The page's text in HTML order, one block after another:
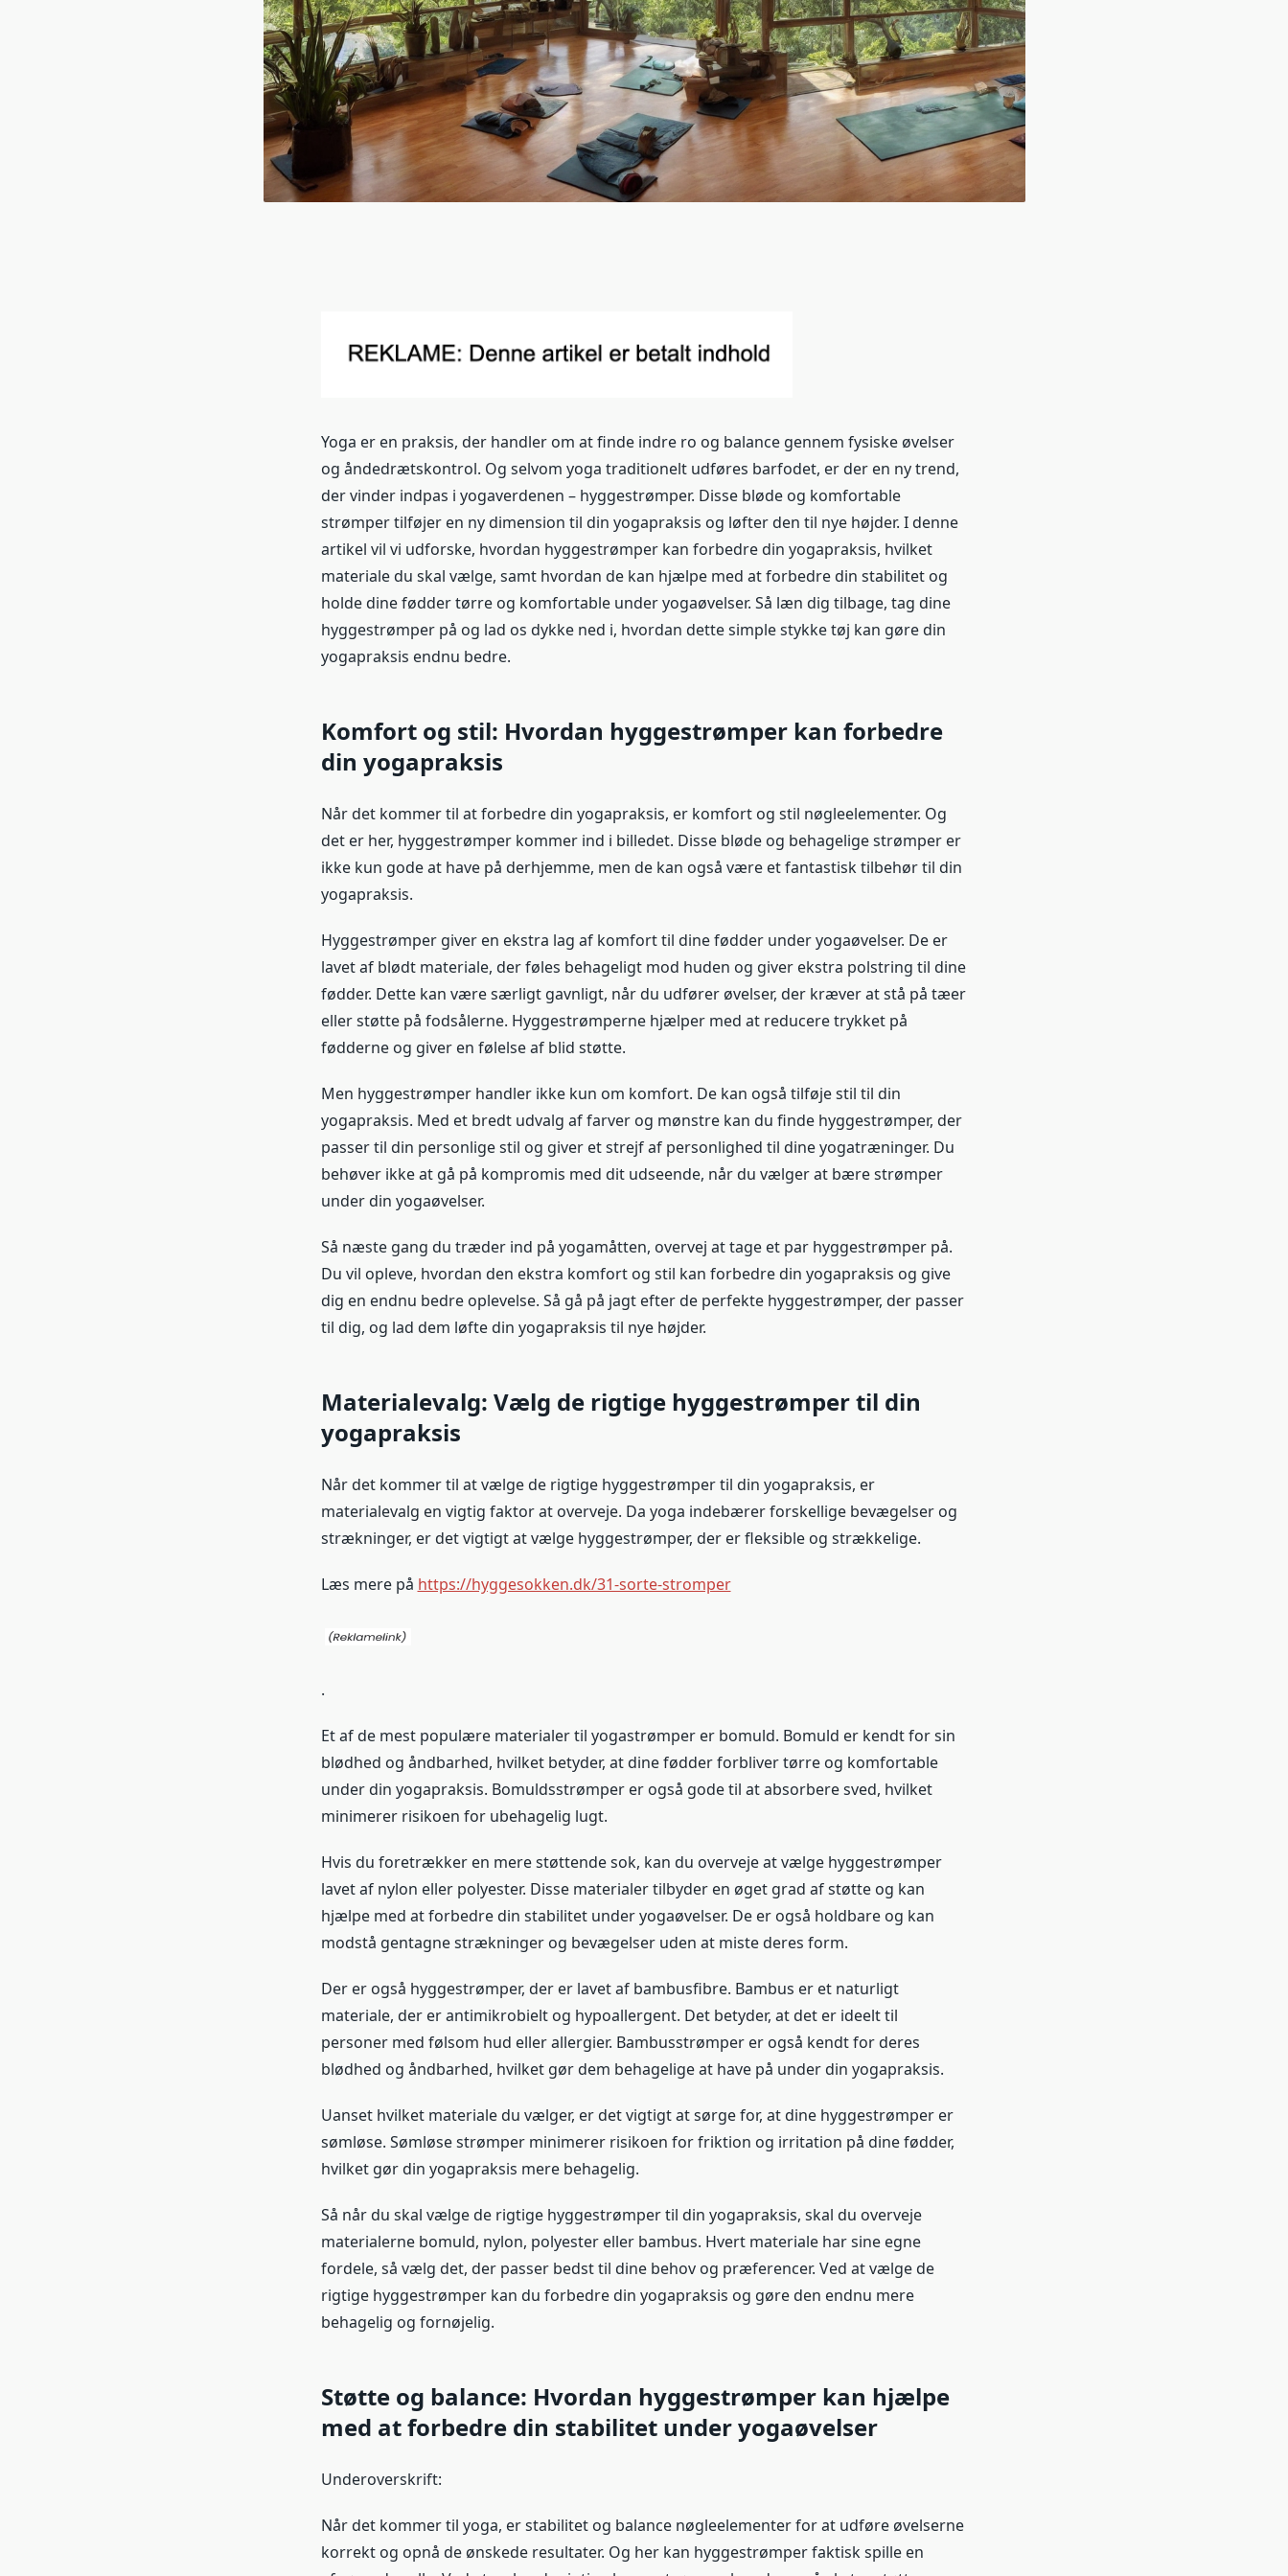
Yoga er en praksis, der handler om at finde indre ro og balance gennem fysiske øvelser
og åndedrætskontrol. Og selvom yoga traditionelt udføres barfodet, er der en ny trend,
der vinder indpas i yogaverdenen – hyggestrømper. Disse bløde og komfortable
strømper tilføjer en ny dimension til din yogapraksis og løfter den til nye højder. I denne
artikel vil vi udforske, hvordan hyggestrømper kan forbedre din yogapraksis, hvilket
materiale du skal vælge, samt hvordan de kan hjælpe med at forbedre din stabilitet og
holde dine fødder tørre og komfortable under yogaøvelser. Så læn dig tilbage, tag dine
hyggestrømper på og lad os dykke ned i, hvordan dette simple stykke tøj kan gøre din
yogapraksis endnu bedre.
Komfort og stil: Hvordan hyggestrømper kan forbedre
din yogapraksis
Når det kommer til at forbedre din yogapraksis, er komfort og stil nøgleelementer. Og
det er her, hyggestrømper kommer ind i billedet. Disse bløde og behagelige strømper er
ikke kun gode at have på derhjemme, men de kan også være et fantastisk tilbehør til din
yogapraksis.
Hyggestrømper giver en ekstra lag af komfort til dine fødder under yogaøvelser. De er
lavet af blødt materiale, der føles behageligt mod huden og giver ekstra polstring til dine
fødder. Dette kan være særligt gavnligt, når du udfører øvelser, der kræver at stå på tæer
eller støtte på fodsålerne. Hyggestrømperne hjælper med at reducere trykket på
fødderne og giver en følelse af blid støtte.
Men hyggestrømper handler ikke kun om komfort. De kan også tilføje stil til din
yogapraksis. Med et bredt udvalg af farver og mønstre kan du finde hyggestrømper, der
passer til din personlige stil og giver et strejf af personlighed til dine yogatræninger. Du
behøver ikke at gå på kompromis med dit udseende, når du vælger at bære strømper
under din yogaøvelser.
Så næste gang du træder ind på yogamåtten, overvej at tage et par hyggestrømper på.
Du vil opleve, hvordan den ekstra komfort og stil kan forbedre din yogapraksis og give
dig en endnu bedre oplevelse. Så gå på jagt efter de perfekte hyggestrømper, der passer
til dig, og lad dem løfte din yogapraksis til nye højder.
Materialevalg: Vælg de rigtige hyggestrømper til din
yogapraksis
Når det kommer til at vælge de rigtige hyggestrømper til din yogapraksis, er
materialevalg en vigtig faktor at overveje. Da yoga indebærer forskellige bevægelser og
strækninger, er det vigtigt at vælge hyggestrømper, der er fleksible og strækkelige.
Læs mere på https://hyggesokken.dk/31-sorte-stromper
.
Et af de mest populære materialer til yogastrømper er bomuld. Bomuld er kendt for sin
blødhed og åndbarhed, hvilket betyder, at dine fødder forbliver tørre og komfortable
under din yogapraksis. Bomuldsstrømper er også gode til at absorbere sved, hvilket
minimerer risikoen for ubehagelig lugt.
Hvis du foretrækker en mere støttende sok, kan du overveje at vælge hyggestrømper
lavet af nylon eller polyester. Disse materialer tilbyder en øget grad af støtte og kan
hjælpe med at forbedre din stabilitet under yogaøvelser. De er også holdbare og kan
modstå gentagne strækninger og bevægelser uden at miste deres form.
Der er også hyggestrømper, der er lavet af bambusfibre. Bambus er et naturligt
materiale, der er antimikrobielt og hypoallergent. Det betyder, at det er ideelt til
personer med følsom hud eller allergier. Bambusstrømper er også kendt for deres
blødhed og åndbarhed, hvilket gør dem behagelige at have på under din yogapraksis.
Uanset hvilket materiale du vælger, er det vigtigt at sørge for, at dine hyggestrømper er
sømløse. Sømløse strømper minimerer risikoen for friktion og irritation på dine fødder,
hvilket gør din yogapraksis mere behagelig.
Så når du skal vælge de rigtige hyggestrømper til din yogapraksis, skal du overveje
materialerne bomuld, nylon, polyester eller bambus. Hvert materiale har sine egne
fordele, så vælg det, der passer bedst til dine behov og præferencer. Ved at vælge de
rigtige hyggestrømper kan du forbedre din yogapraksis og gøre den endnu mere
behagelig og fornøjelig.
Støtte og balance: Hvordan hyggestrømper kan hjælpe
med at forbedre din stabilitet under yogaøvelser
Underoverskrift:
Når det kommer til yoga, er stabilitet og balance nøgleelementer for at udføre øvelserne
korrekt og opnå de ønskede resultater. Og her kan hyggestrømper faktisk spille en